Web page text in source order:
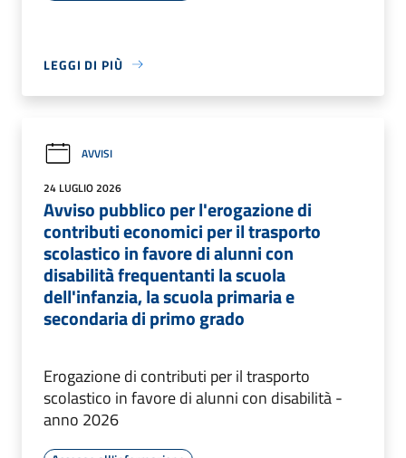
LEGGI DI PIÙ
AVVISI
24 LUGLIO 2026
Avviso pubblico per l'erogazione di
contributi economici per il trasporto
scolastico in favore di alunni con
disabilità frequentanti la scuola
dell'infanzia, la scuola primaria e
secondaria di primo grado
Erogazione di contributi per il trasporto
scolastico in favore di alunni con disabilità -
anno 2026